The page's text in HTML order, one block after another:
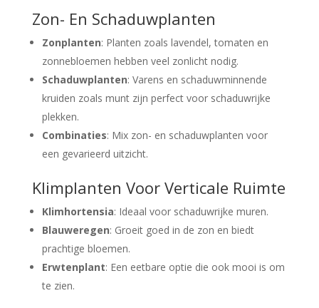
Zon- En Schaduwplanten
Zonplanten: Planten zoals lavendel, tomaten en
zonnebloemen hebben veel zonlicht nodig.
Schaduwplanten: Varens en schaduwminnende
kruiden zoals munt zijn perfect voor schaduwrijke
plekken.
Combinaties: Mix zon- en schaduwplanten voor
een gevarieerd uitzicht.
Klimplanten Voor Verticale Ruimte
Klimhortensia: Ideaal voor schaduwrijke muren.
Blauweregen: Groeit goed in de zon en biedt
prachtige bloemen.
Erwtenplant: Een eetbare optie die ook mooi is om
te zien.